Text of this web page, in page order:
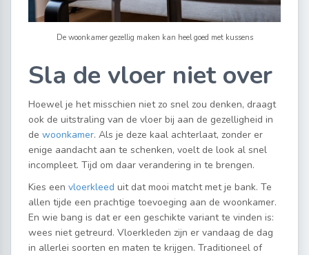
De woonkamer gezellig maken kan heel goed met kussens
Sla de vloer niet over
Hoewel je het misschien niet zo snel zou denken, draagt
ook de uitstraling van de vloer bij aan de gezelligheid in
de woonkamer. Als je deze kaal achterlaat, zonder er
enige aandacht aan te schenken, voelt de look al snel
incompleet. Tijd om daar verandering in te brengen.
Kies een vloerkleed uit dat mooi matcht met je bank. Te
allen tijde een prachtige toevoeging aan de woonkamer.
En wie bang is dat er een geschikte variant te vinden is:
wees niet getreurd. Vloerkleden zijn er vandaag de dag
in allerlei soorten en maten te krijgen. Traditioneel of